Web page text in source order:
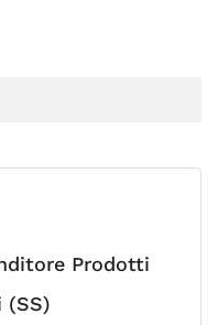
Prodotti
(SS)